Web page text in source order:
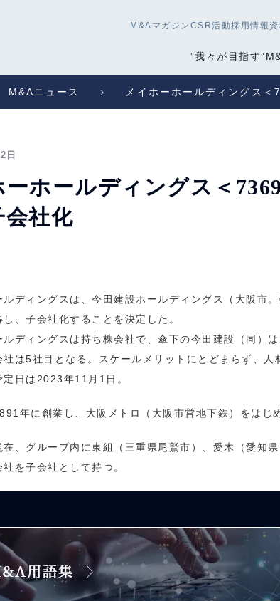
M&Aマガジン CSR活動採用情報
”我々が目指す
M&Aニュース メイホーホールディングス
日
ーホールディングス＜
会社化
ルディングスは、今田建設ホールディングス（大阪
、子会社化することを決定した。
ルディングスは持ち株会社で、傘下の今田建設（同）
社は5社目となる。スケールメリットにとどまらず、
日は2023年11月1日。
年に創業し、大阪メトロ（大阪市営地下鉄）をはじ
在、グループ内に東組（三重県尾鷲市）、愛木（愛知
を子会社として持つ。